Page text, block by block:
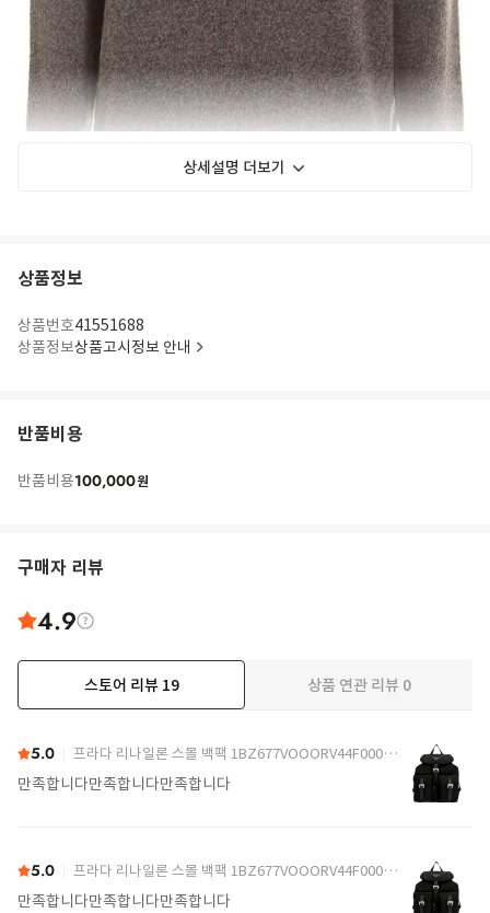
상세설명 더보기
상품정보
상품번호41551688
상품정보상품고시정보 안내
반품비용
반품비용100,000원
구매자 리뷰
4.9
스토어 리뷰 19 상품 연관 리뷰 0
5.0 프라다 리나일론 스몰 백팩 1BZ677VOOORV44F0002 Black
만족합니다만족합니다만족합니다
5.0 프라다 리나일론 스몰 백팩 1BZ677VOOORV44F0002 Black
만족합니다만족합니다만족합니다